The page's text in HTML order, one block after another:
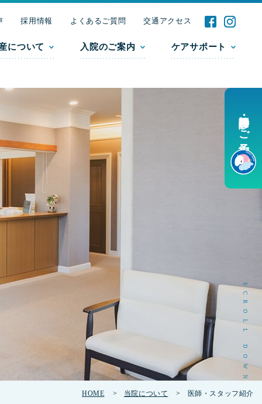
採用情報 よくあるご質問 交通アクセス
について 入院のご案内 ケアサポート
SCROLL DOWN
HOME > 当院について > 医師・スタッフ紹介
初診・再診のご予約